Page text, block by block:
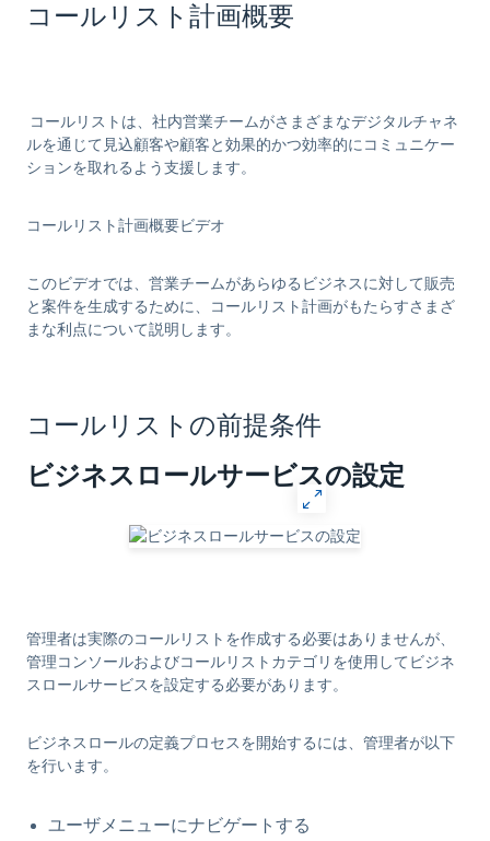
コールリスト計画概要
コールリストは、社内営業チームがさまざまなデジタルチャネ
ルを通じて見込顧客や顧客と効果的かつ効率的にコミュニケー
ションを取れるよう支援します。
コールリスト計画概要ビデオ
このビデオでは、営業チームがあらゆるビジネスに対して販売
と案件を生成するために、コールリスト計画がもたらすさまざ
まな利点について説明します。
コールリストの前提条件
ビジネスロールサービスの設定
管理者は実際のコールリストを作成する必要はありませんが、
管理コンソールおよびコールリストカテゴリを使用してビジネ
スロールサービスを設定する必要があります。
ビジネスロールの定義プロセスを開始するには、管理者が以下
を行います。
ユーザメニューにナビゲートする